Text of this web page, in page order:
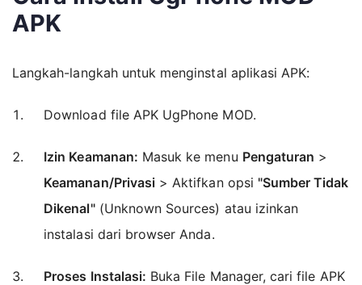
APK
Langkah-langkah untuk menginstal aplikasi APK:
Download file APK UgPhone MOD.
Izin Keamanan: Masuk ke menu Pengaturan >
Keamanan/Privasi > Aktifkan opsi "Sumber Tidak
Dikenal"(Unknown Sources) atau izinkan
instalasi dari browser Anda.
Proses Instalasi: Buka File Manager, cari file APK